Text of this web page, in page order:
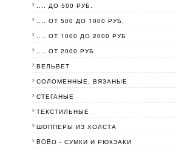
.... ДО 500 РУБ.
.... ОТ 500 ДО 1000 РУБ.
.... ОТ 1000 ДО 2000 РУБ
.... ОТ 2000 РУБ
ВЕЛЬВЕТ
СОЛОМЕННЫЕ, ВЯЗАНЫЕ
СТЕГАНЫЕ
ТЕКСТИЛЬНЫЕ
ШОППЕРЫ ИЗ ХОЛСТА
BOBО - СУМКИ И РЮКЗАКИ